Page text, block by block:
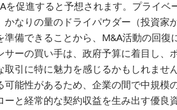
を促進すると予想されます。プライ
かなりの量のドライパウダー（投資家
準備できることから、M&A活動の回
サーの買い手は、政府予算に着目し、
取引に特に魅力を感じるかもしれませ
可能性があるため、企業の間で中規模
ーと経常的な契約収益を生み出す優良